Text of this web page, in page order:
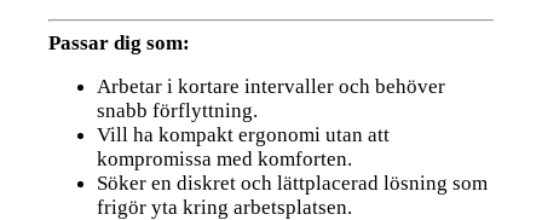
Passar dig som:
Arbetar i kortare intervaller och behöver
snabb förflyttning.
Vill ha kompakt ergonomi utan att
kompromissa med komforten.
Söker en diskret och lättplacerad lösning som
frigör yta kring arbetsplatsen.